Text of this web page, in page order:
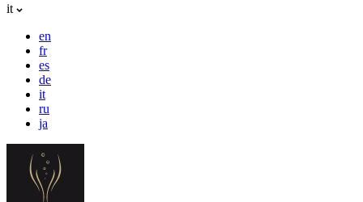
it
en
fr
es
de
it
ru
ja